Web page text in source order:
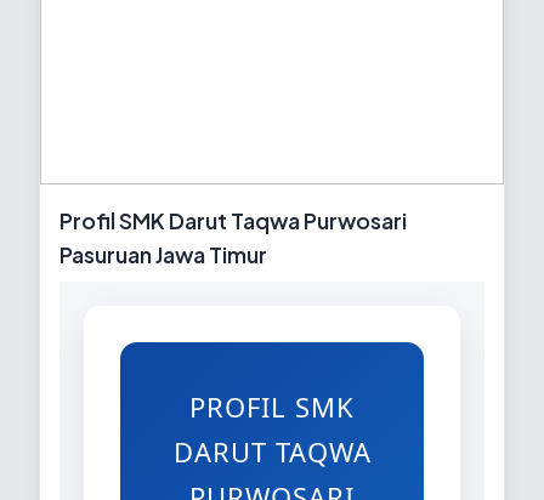
Profil SMK Darut Taqwa Purwosari
Pasuruan Jawa Timur
PROFIL SMK
DARUT TAQWA